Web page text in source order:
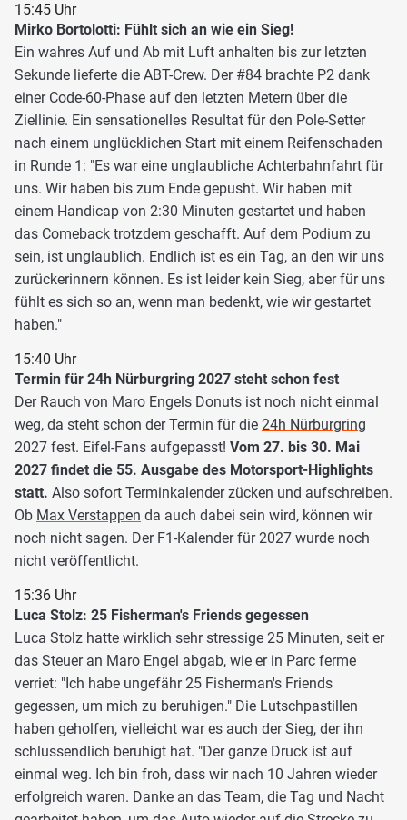
15:45 Uhr
Mirko Bortolotti: Fühlt sich an wie ein Sieg!
Ein wahres Auf und Ab mit Luft anhalten bis zur letzten
Sekunde lieferte die ABT-Crew. Der #84 brachte P2 dank
einer Code-60-Phase auf den letzten Metern über die
Ziellinie. Ein sensationelles Resultat für den Pole-Setter
nach einem unglücklichen Start mit einem Reifenschaden
in Runde 1: "Es war eine unglaubliche Achterbahnfahrt für
uns. Wir haben bis zum Ende gepusht. Wir haben mit
einem Handicap von 2:30 Minuten gestartet und haben
das Comeback trotzdem geschafft. Auf dem Podium zu
sein, ist unglaublich. Endlich ist es ein Tag, an den wir uns
zurückerinnern können. Es ist leider kein Sieg, aber für uns
fühlt es sich so an, wenn man bedenkt, wie wir gestartet
haben."
15:40 Uhr
Termin für 24h Nürburgring 2027 steht schon fest
Der Rauch von Maro Engels Donuts ist noch nicht einmal
weg, da steht schon der Termin für die 24h Nürburgring
2027 fest. Eifel-Fans aufgepasst! Vom 27. bis 30. Mai
2027 findet die 55. Ausgabe des Motorsport-Highlights
statt. Also sofort Terminkalender zücken und aufschreiben.
Ob Max Verstappen da auch dabei sein wird, können wir
noch nicht sagen. Der F1-Kalender für 2027 wurde noch
nicht veröffentlicht.
15:36 Uhr
Luca Stolz: 25 Fisherman's Friends gegessen
Luca Stolz hatte wirklich sehr stressige 25 Minuten, seit er
das Steuer an Maro Engel abgab, wie er in Parc ferme
verriet: "Ich habe ungefähr 25 Fisherman's Friends
gegessen, um mich zu beruhigen." Die Lutschpastillen
haben geholfen, vielleicht war es auch der Sieg, der ihn
schlussendlich beruhigt hat. "Der ganze Druck ist auf
einmal weg. Ich bin froh, dass wir nach 10 Jahren wieder
erfolgreich waren. Danke an das Team, die Tag und Nacht